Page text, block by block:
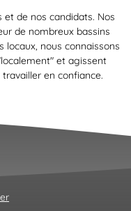
de nos candidats. Nos
de nombreux bassins
locaux, nous connaissons
et agissent
en confiance.